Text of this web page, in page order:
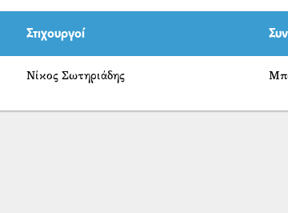
Στιχουργοί
Νίκος Σωτηριάδης